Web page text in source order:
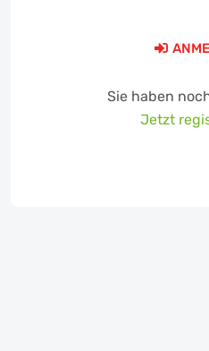
Sie haben
Jetzt